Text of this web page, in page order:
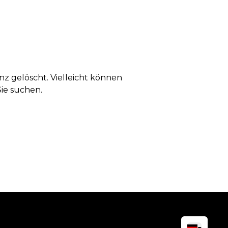
gelöscht. Vielleicht können
suchen.